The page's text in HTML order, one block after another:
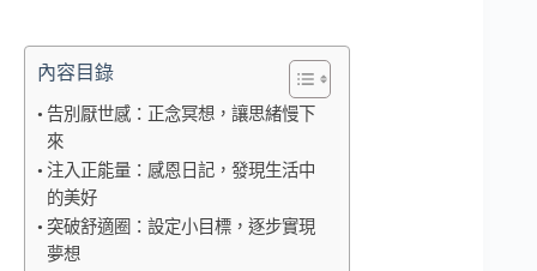
內容目錄
告別厭世感：正念冥想，讓思緒慢下
來
注入正能量：感恩日記，發現生活中
的美好
突破舒適圈：設定小目標，逐步實現
夢想